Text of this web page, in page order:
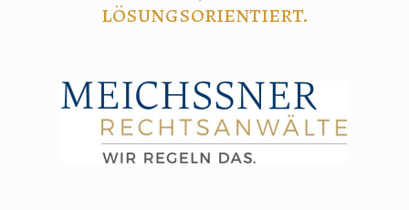
lösungsorientiert.